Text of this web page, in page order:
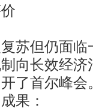
但仍面临
向长效经济
了首尔峰会
果：